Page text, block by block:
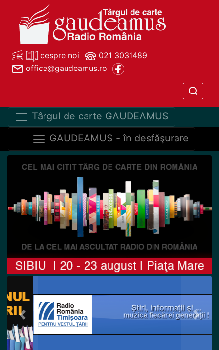
despre noi
021 3031489
office@gaudeamus.ro
Târgul de carte GAUDEAMUS
GAUDEAMUS - în desfăşurare
Previous Next